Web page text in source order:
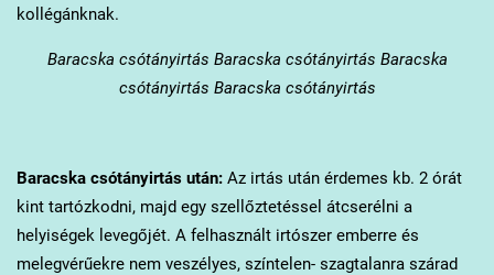
kollégánknak.
Baracska csótányirtás Baracska csótányirtás Baracska
csótányirtás Baracska csótányirtás
Baracskacsótányirtás után:Az irtás után érdemes kb. 2 órát
kint tartózkodni, majd egy szellőztetéssel átcserélni a
helyiségek levegőjét. A felhasznált irtószer emberre és
melegvérűekre nem veszélyes, színtelen- szagtalanra szárad